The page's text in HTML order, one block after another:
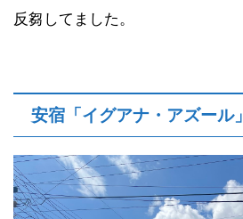
反芻してました。
安宿「イグアナ・アズール」